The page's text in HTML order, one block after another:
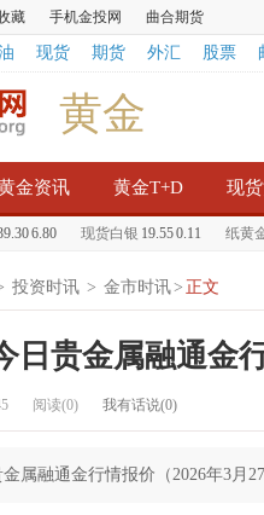
藏 手机金投网 曲合期货
现货 期货 外汇 股票
黄金
金资讯 黄金T+D 现
6.80 现货白银 19.55 0.11 纸黄金(
投资时讯 > 金市时讯> 正文
日贵金属融通金
阅读(0) 我有话说(0)
属融通金行情报价（2026年3月27